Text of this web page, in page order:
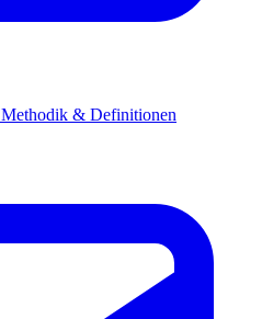
Methodik & Definitionen